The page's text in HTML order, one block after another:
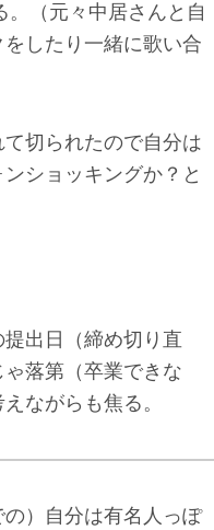
。（元々中居さんと自
したり一緒に歌い合
切られたので自分は
ショッキングか？と
出日（締め切り直
落第（卒業できな
ながらも焦る。
）自分は有名人っぽ